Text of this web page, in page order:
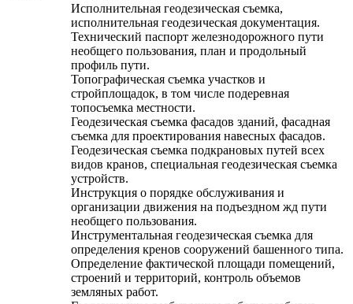
Исполнительная геодезическая съемка,
исполнительная геодезическая документация.
Технический паспорт железнодорожного пути
необщего пользования, план и продольный
профиль пути.
Топографическая съемка участков и
стройплощадок, в том числе подеревная
топосъемка местности.
Геодезическая съемка фасадов зданий, фасадная
съемка для проектирования навесных фасадов.
Геодезическая съемка подкрановых путей всех
видов кранов, специальная геодезическая съемка
устройств.
Инструкция о порядке обслуживания и
организации движения на подъездном жд пути
необщего пользования.
Инструментальная геодезическая съемка для
определения кренов сооружений башенного типа.
Определение фактической площади помещений,
строений и территорий, контроль объемов
земляных работ.